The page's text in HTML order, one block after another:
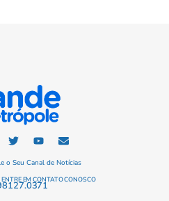
o Seu Canal de Notícias
EM CONTATO CONOSCO